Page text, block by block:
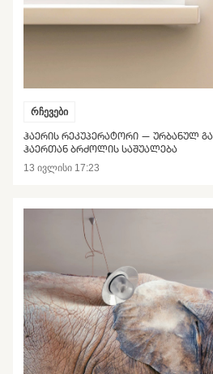
რჩევები
ᲰᲐᲔᲠᲘᲡ ᲠᲔᲙᲣᲞᲔᲠᲐᲢᲝᲠᲘ — ᲣᲠᲑᲐᲜᲣᲚ
ᲰᲐᲔᲠᲗᲐᲜ ᲑᲠᲫᲝᲚᲘᲡ ᲡᲐᲨᲣᲐᲚᲔᲑᲐ
13 ივლისი 17:23